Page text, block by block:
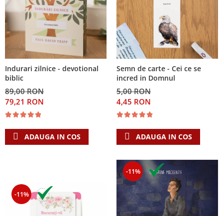
Indurari zilnice - devotional
biblic
89,00 RON
79,21 RON
ADAUGA IN COS
Semn de carte - Cei ce se
incred in Domnul
5,00 RON
4,45 RON
ADAUGA IN COS
-11%
-11%